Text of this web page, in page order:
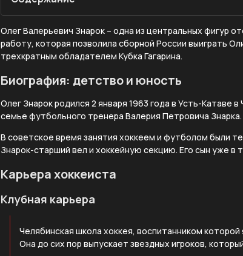
Олег Валерьевич Знарок – одна из центральных фигур
работу, которая позволила сборной России выиграть
трехкратным обладателем Кубка Гагарина.
Биография: детство и юность
Олег Знарок родился 2 января 1963 года в Усть-Катаве
семье футбольного тренера Валерия Петровича Знарка.
В советское время занятия хоккеем и футболом были
Знарок-старший вел и хоккейную секцию. Его сын уже в
Карьера хоккеиста
Клубная карьера
Челябинская школа хоккея, воспитанником
Она до сих пор выпускает звездных игроков,